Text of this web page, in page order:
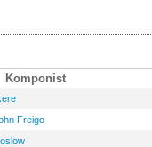
Komponist
Freigo